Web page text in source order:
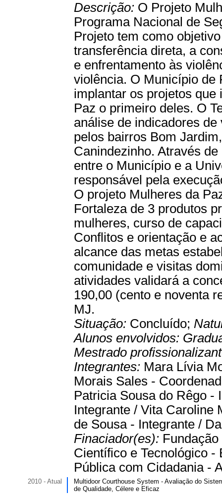
Descrição: O Projeto
Programa Nacional de
Projeto tem como
transferência direta, a
e enfrentamento às
violência. O Município de
implantar os projetos
Paz o primeiro deles. O
análise de indicadores
pelos bairros Bom
Canindezinho. Através
entre o Município e a
responsável pela
O projeto Mulheres da
Fortaleza de 3 produtos
mulheres, curso de
Conflitos e orientação e
alcance das metas
comunidade e visitas
atividades validará a
190,00 (cento e noventa
MJ.
Situação: Concluído;
Alunos envolvidos:
Mestrado
Integrantes: Mara Lívia
Morais Sales -
Patricia Sousa do Rêgo -
Integrante / Vita Caroline
de Sousa - Integrante /
Finaciador(es):
Científico e Tecnológico -
Pública com Cidadania -
2010 - Atual
Multidoor Courthouse System - Avaliação do
de Qualidade, Célere e Eficaz